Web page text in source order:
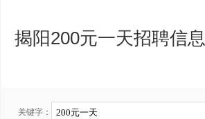
揭阳200元一天招聘信息
关键字：